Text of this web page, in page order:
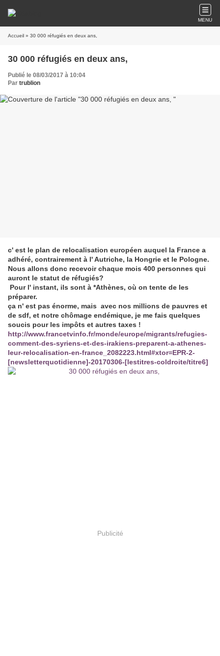
MENU
Accueil » 30 000 réfugiés en deux ans,
30 000 réfugiés en deux ans,
Publié le 08/03/2017 à 10:04
Par trublion
c' est le plan de relocalisation européen auquel la France a
adhéré, contrairement à l' Autriche, la Hongrie et le Pologne.
Nous allons donc recevoir chaque mois 400 personnes qui
auront le statut de réfugiés?
Pour l' instant, ils sont à *Athènes, où on tente de les
préparer.
ça n' est pas énorme, mais avec nos millions de pauvres et
de sdf, et notre chômage endémique, je me fais quelques
soucis pour les impôts et autres taxes !
http://www.francetvinfo.fr/monde/europe/migrants/refugies-
comment-des-syriens-et-des-irakiens-preparent-a-athenes-
leur-relocalisation-en-france_2082223.html#xtor=EPR-2-
[newsletterquotidienne]-20170306-[lestitres-coldroite/titre6]
Publicité